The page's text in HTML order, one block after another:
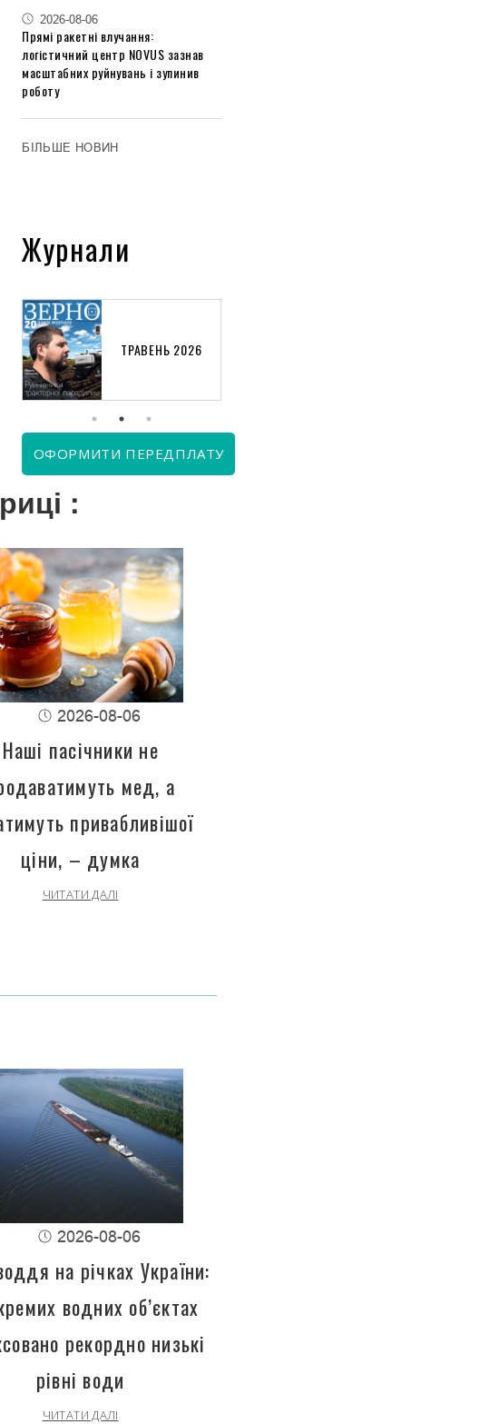
2026-08-06
Прямі ракетні влучання:
логістичний центр NOVUS зазнав
масштабних руйнувань і зупинив
роботу
БІЛЬШЕ НОВИН
Журнали
ТРАВЕНЬ 2026
ОФОРМИТИ ПЕРЕДПЛАТУ
:
2026-08-06
Наші пасічники не
мед, а
привабливішої
ціни, – думка
ЧИТАТИ ДАЛІ
2026-08-06
на річках України:
водних об’єктах
рекордно низькі
рівні води
ЧИТАТИ ДАЛІ